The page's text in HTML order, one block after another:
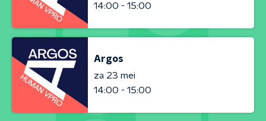
14:00 - 15:00
Argos
za 23 mei
14:00 - 15:00